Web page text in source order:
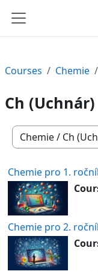
Side panel
Courses Chemie
Ch (Uchnár)
Course categories
Chemie pro 1.
Chemie pro 2.